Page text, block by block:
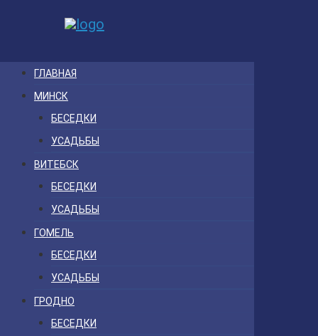
ГЛАВНАЯ
МИНСК
БЕСЕДКИ
УСАДЬБЫ
ВИТЕБСК
БЕСЕДКИ
УСАДЬБЫ
ГОМЕЛЬ
БЕСЕДКИ
УСАДЬБЫ
ГРОДНО
БЕСЕДКИ